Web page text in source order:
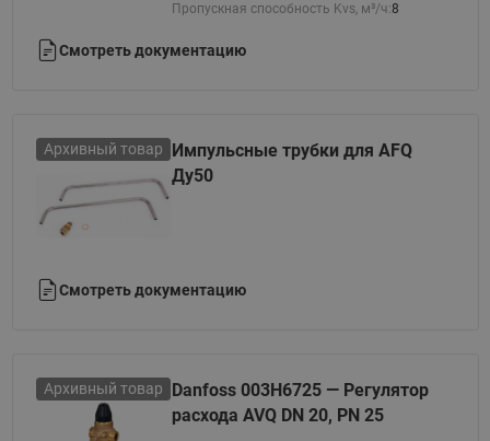
Пропускная способность Kvs, м³/ч:8
Смотреть документацию
Архивный товар
Импульсные трубки для AFQ
Ду50
Смотреть документацию
Архивный товар
Danfoss 003H6725 — Регулятор
расхода AVQ DN 20, PN 25